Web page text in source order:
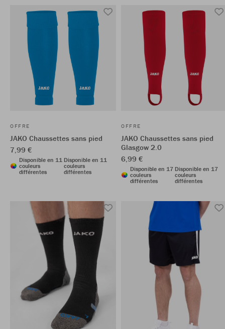
OFFRE
JAKO Chaussettes sans pied
7,99 €
Disponible en 11
couleurs
différentes
Disponible en 11
couleurs
différentes
OFFRE
JAKO Chaussettes sans pied
Glasgow 2.0
6,99 €
Disponible en 17
couleurs
différentes
Disponible en 17
couleurs
différentes